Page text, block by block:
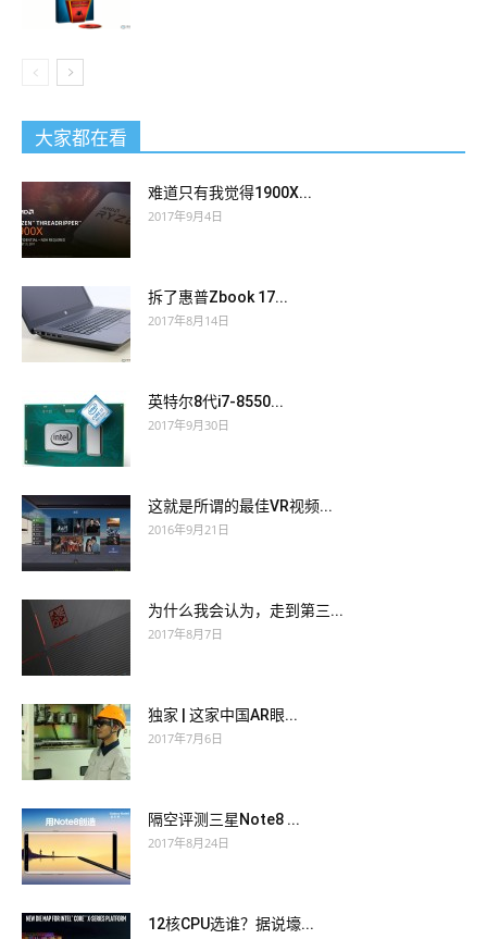
大家都在看
难道只有我觉得1900X...
2017年9月4日
拆了惠普Zbook 17...
2017年8月14日
英特尔8代i7-8550...
2017年9月30日
这就是所谓的最佳VR视频...
2016年9月21日
为什么我会认为，走到第三...
2017年8月7日
独家 | 这家中国AR眼...
2017年7月6日
隔空评测三星Note8 ...
2017年8月24日
12核CPU选谁？据说壕...